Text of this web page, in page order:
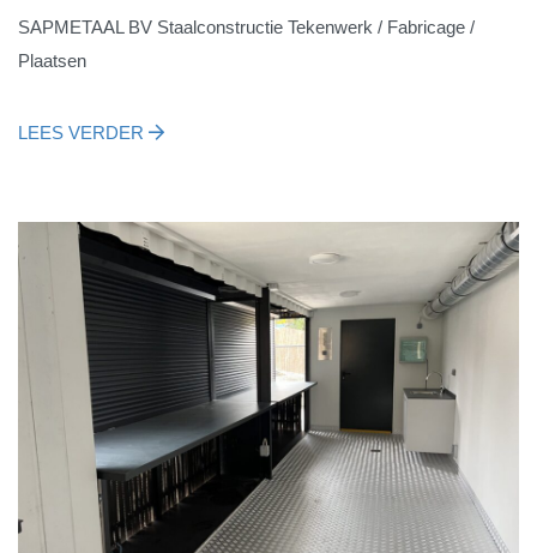
SAPMETAAL BV Staalconstructie Tekenwerk / Fabricage /
Plaatsen
LEES VERDER